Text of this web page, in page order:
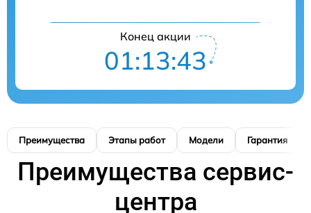
Конец акции
01:13:42
Преимущества Этапы работ Модели Гарантия
Преимущества сервис-
центра